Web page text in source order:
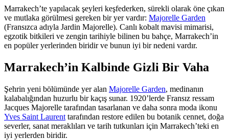
Marrakech’te yapılacak şeyleri keşfederken, sürekli olarak öne çıkan
ve mutlaka görülmesi gereken bir yer vardır: Majorelle Garden
(Fransızca adıyla Jardin Majorelle). Canlı kobalt mavisi mimarisi,
egzotik bitkileri ve zengin tarihiyle bilinen bu bahçe, Marrakech’in
en popüler yerlerinden biridir ve bunun iyi bir nedeni vardır.
Marrakech’in Kalbinde Gizli Bir Vaha
Şehrin yeni bölümünde yer alan Majorelle Garden, medinanın
kalabalığından huzurlu bir kaçış sunar. 1920’lerde Fransız ressam
Jacques Majorelle tarafından tasarlanan ve daha sonra moda ikonu
Yves Saint Laurent tarafından restore edilen bu botanik cennet, doğa
severler, sanat meraklıları ve tarih tutkunları için Marrakech’teki en
iyi yerlerden biridir.